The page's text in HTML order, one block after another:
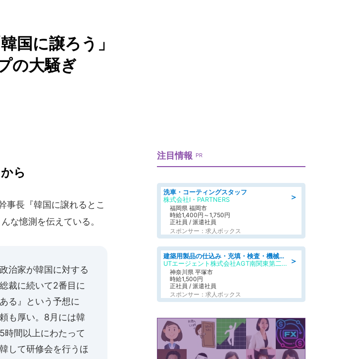
韓国に譲ろう」
の大騒ぎ
ら
事長『韓国に譲れるとこ
な憶測を伝えている。
治家が韓国に対する
裁に続いて2番目に
る』という予想に
も厚い。8月には韓
時間以上にわたって
して研修会を行うほ
注目情報 PR
＞
洗車・コーティングスタッフ
株式会社I・PARTNERS
福岡県 福岡市
時給1,400円～1,750円
正社員 / 派遣社員
スポンサー：求人ボックス
＞
建築用製品の仕込み・充填・検査・機械操作/寮完備/日払い/工場・製造
UTエージェント株式会社AGT南関東第二CU
神奈川県 平塚市
時給1,500円
正社員 / 派遣社員
スポンサー：求人ボックス